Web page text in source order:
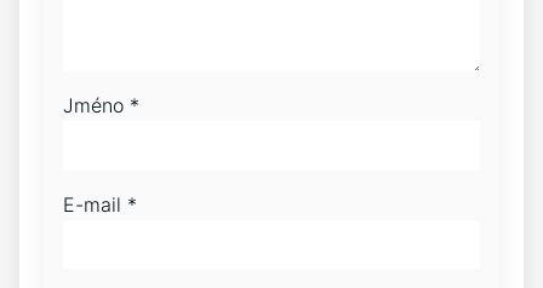
Jméno *
E-mail *